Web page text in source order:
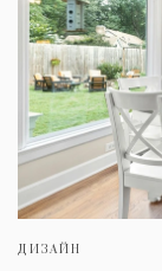
ДИЗАЙН